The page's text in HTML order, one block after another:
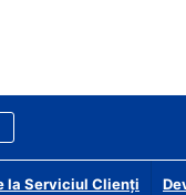
la Serviciul Clienți